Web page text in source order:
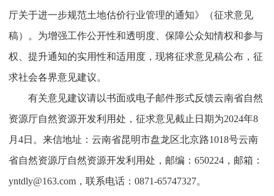
厅关于进一步规范土地估价行业管理的通知》（征求意见
稿）。为增强工作公开性和透明度、保障公众知情权和参与
权、提升通知的实用性和适用度，现将征求意见稿公布，征
求社会各界意见建议。
有关意见建议请以书面或电子邮件形式反馈云南省自然
资源厅自然资源开发利用处，征求意见截止日期为2024年8
月4日。来信地址：云南省昆明市盘龙区北京路1018号云南
省自然资源厅自然资源开发利用处，邮编：650224，邮箱：
yntdly@163.com，联系电话：0871-65747327。